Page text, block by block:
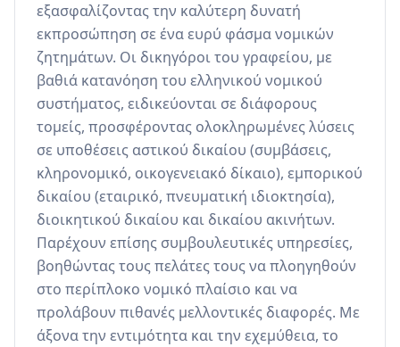
εξασφαλίζοντας την καλύτερη δυνατή
εκπροσώπηση σε ένα ευρύ φάσμα νομικών
ζητημάτων. Οι δικηγόροι του γραφείου, με
βαθιά κατανόηση του ελληνικού νομικού
συστήματος, ειδικεύονται σε διάφορους
τομείς, προσφέροντας ολοκληρωμένες λύσεις
σε υποθέσεις αστικού δικαίου (συμβάσεις,
κληρονομικό, οικογενειακό δίκαιο), εμπορικού
δικαίου (εταιρικό, πνευματική ιδιοκτησία),
διοικητικού δικαίου και δικαίου ακινήτων.
Παρέχουν επίσης συμβουλευτικές υπηρεσίες,
βοηθώντας τους πελάτες τους να πλοηγηθούν
στο περίπλοκο νομικό πλαίσιο και να
προλάβουν πιθανές μελλοντικές διαφορές. Με
άξονα την εντιμότητα και την εχεμύθεια, το